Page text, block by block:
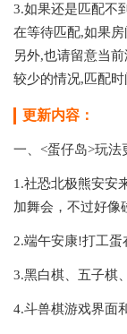
3.如果还是匹配不
在等待匹配,如果房
另外,也请留意当
较少的情况,匹配时
更新内容：
一、<蛋仔岛>玩法
1.社恐北极熊安安
加舞会，不过好像
2.端午安康!打工
3.黑白棋、五子棋
4.斗兽棋游戏界面